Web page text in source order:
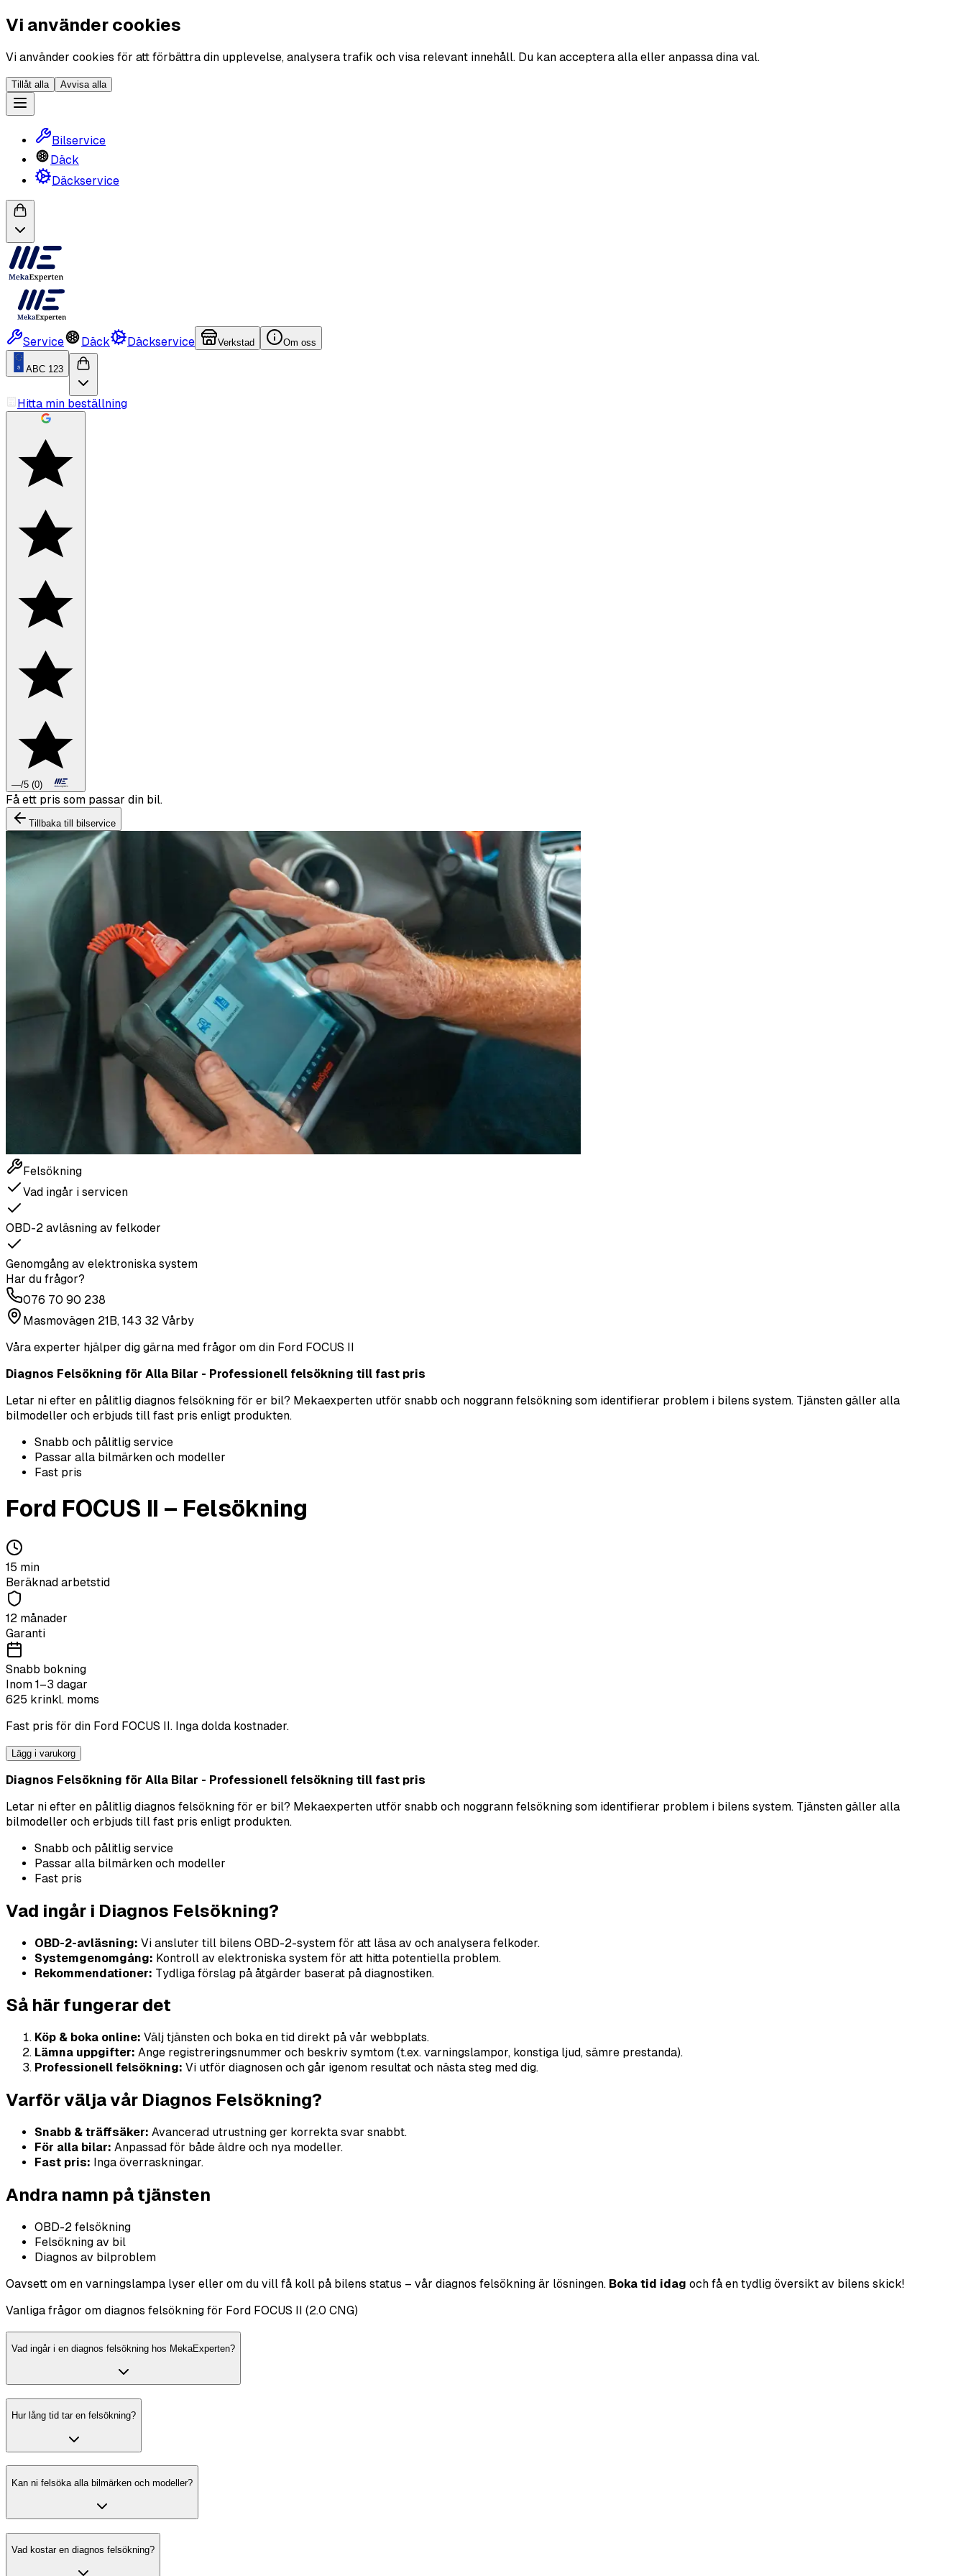
Vi använder cookies
Vi använder cookies för att förbättra din upplevelse, analysera trafik och visa relevant innehåll. Du kan acceptera alla eller anpassa dina val.
Tillåt alla Avvisa alla
Bilservice
Däck
Däckservice
Service Däck Däckservice Verkstad Om oss
ABC 123
Hitta min beställning
—/5 (0)
Boka däckbyte eller montering inför vintern.
Tillbaka till bilservice
Felsökning
Vad ingår i servicen
OBD-2 avläsning av felkoder
Genomgång av elektroniska system
Har du frågor?
076 70 90 238
Masmovägen 21B, 143 32 Vårby
Våra experter hjälper dig gärna med frågor om din Ford FOCUS II
Diagnos Felsökning för Alla Bilar - Professionell felsökning till fast pris
Letar ni efter en pålitlig diagnos felsökning för er bil? Mekaexperten utför snabb och noggrann felsökning som identifierar problem i bilens system. Tjänsten gäller alla
bilmodeller och erbjuds till fast pris enligt produkten.
Snabb och pålitlig service
Passar alla bilmärken och modeller
Fast pris
Ford FOCUS II – Felsökning
15 min
Beräknad arbetstid
12 månader
Garanti
Snabb bokning
Inom 1–3 dagar
625 krinkl. moms
Fast pris för din Ford FOCUS II. Inga dolda kostnader.
Lägg i varukorg
Diagnos Felsökning för Alla Bilar - Professionell felsökning till fast pris
Letar ni efter en pålitlig diagnos felsökning för er bil? Mekaexperten utför snabb och noggrann felsökning som identifierar problem i bilens system. Tjänsten gäller alla
bilmodeller och erbjuds till fast pris enligt produkten.
Snabb och pålitlig service
Passar alla bilmärken och modeller
Fast pris
Vad ingår i Diagnos Felsökning?
OBD-2-avläsning: Vi ansluter till bilens OBD-2-system för att läsa av och analysera felkoder.
Systemgenomgång: Kontroll av elektroniska system för att hitta potentiella problem.
Rekommendationer: Tydliga förslag på åtgärder baserat på diagnostiken.
Så här fungerar det
Köp & boka online: Välj tjänsten och boka en tid direkt på vår webbplats.
Lämna uppgifter: Ange registreringsnummer och beskriv symtom (t.ex. varningslampor, konstiga ljud, sämre prestanda).
Professionell felsökning: Vi utför diagnosen och går igenom resultat och nästa steg med dig.
Varför välja vår Diagnos Felsökning?
Snabb & träffsäker: Avancerad utrustning ger korrekta svar snabbt.
För alla bilar: Anpassad för både äldre och nya modeller.
Fast pris: Inga överraskningar.
Andra namn på tjänsten
OBD-2 felsökning
Felsökning av bil
Diagnos av bilproblem
Oavsett om en varningslampa lyser eller om du vill få koll på bilens status – vår diagnos felsökning är lösningen. Boka tid idag och få en tydlig översikt av bilens skick!
Vanliga frågor om diagnos felsökning för Ford FOCUS II (2.0 CNG)
Vad ingår i en diagnos felsökning hos MekaExperten?
Hur lång tid tar en felsökning?
Kan ni felsöka alla bilmärken och modeller?
Vad kostar en diagnos felsökning?